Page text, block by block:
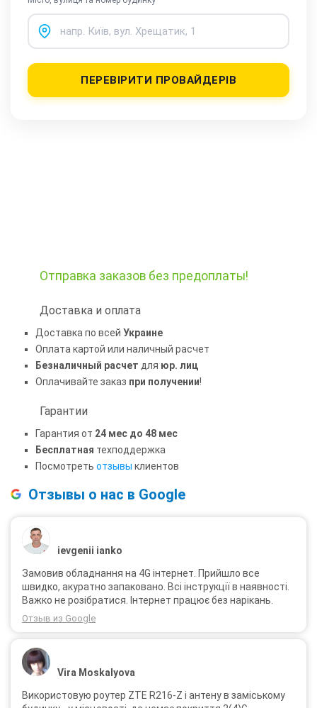
ПЕРЕВІРИТИ ПРОВАЙДЕРІВ
Отправка заказов без предоплаты!
Доставка и оплата
Доставка по всей Украине
Оплата картой или наличный расчет
Безналичный расчет для юр. лиц
Оплачивайте заказ при получении!
Гарантии
Гарантия от 24 мес до 48 мес
Бесплатная техподдержка
Посмотреть отзывы клиентов
Отзывы о нас в Google
ievgenii ianko
Замовив обладнання на 4G інтернет. Прийшло все
швидко, акуратно запаковано. Всі інструкції в наявності.
Важко не розібратися. Інтернет працює без нарікань.
Отзыв из Google
Vira Moskalyova
Використовую роутер ZTE R216-Z і антену в заміському